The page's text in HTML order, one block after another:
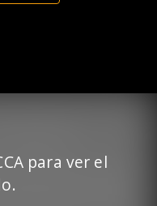
para ver el